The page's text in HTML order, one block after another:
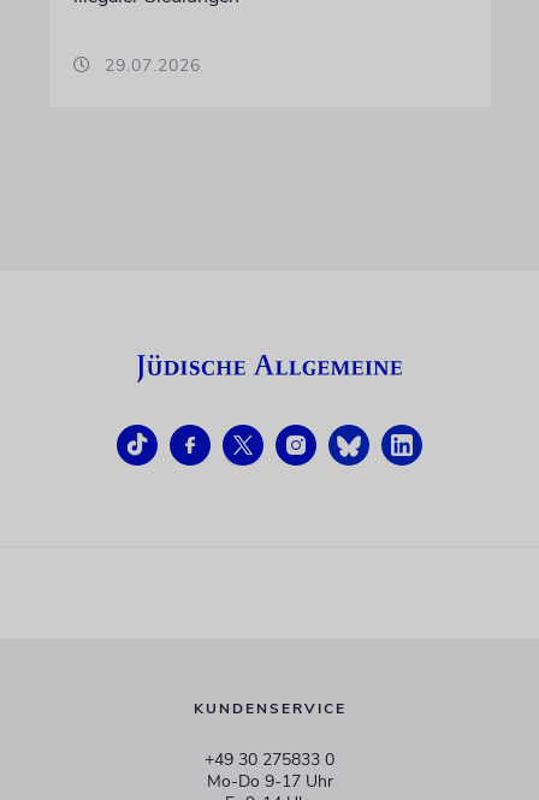
29.07.2026
KUNDENSERVICE
+49 30 275833 0
Mo-Do 9-17 Uhr